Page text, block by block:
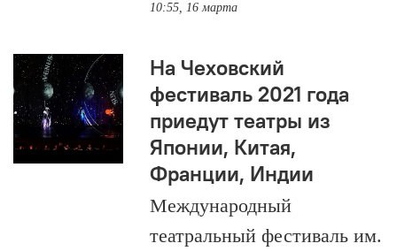
10:55, 16 марта
На Чеховский
фестиваль 2021 года
приедут театры из
Японии, Китая,
Франции, Индии
Международный
театральный фестиваль им.